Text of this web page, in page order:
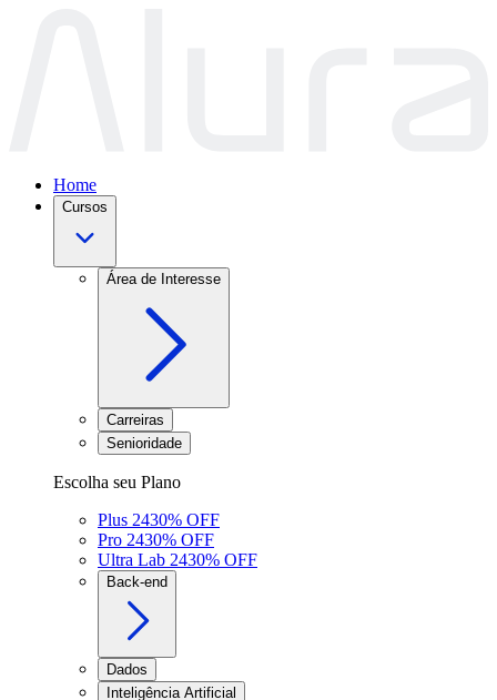
Home
Cursos
Área de Interesse
Carreiras
Senioridade
Escolha seu Plano
Plus 2430% OFF
Pro 2430% OFF
Ultra Lab 2430% OFF
Back-end
Dados
Inteligência Artificial